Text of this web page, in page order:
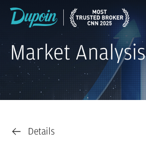
Market Analysis
Details